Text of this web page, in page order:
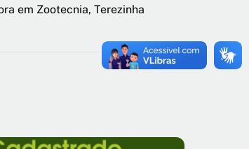
em Zootecnia, Terezinha